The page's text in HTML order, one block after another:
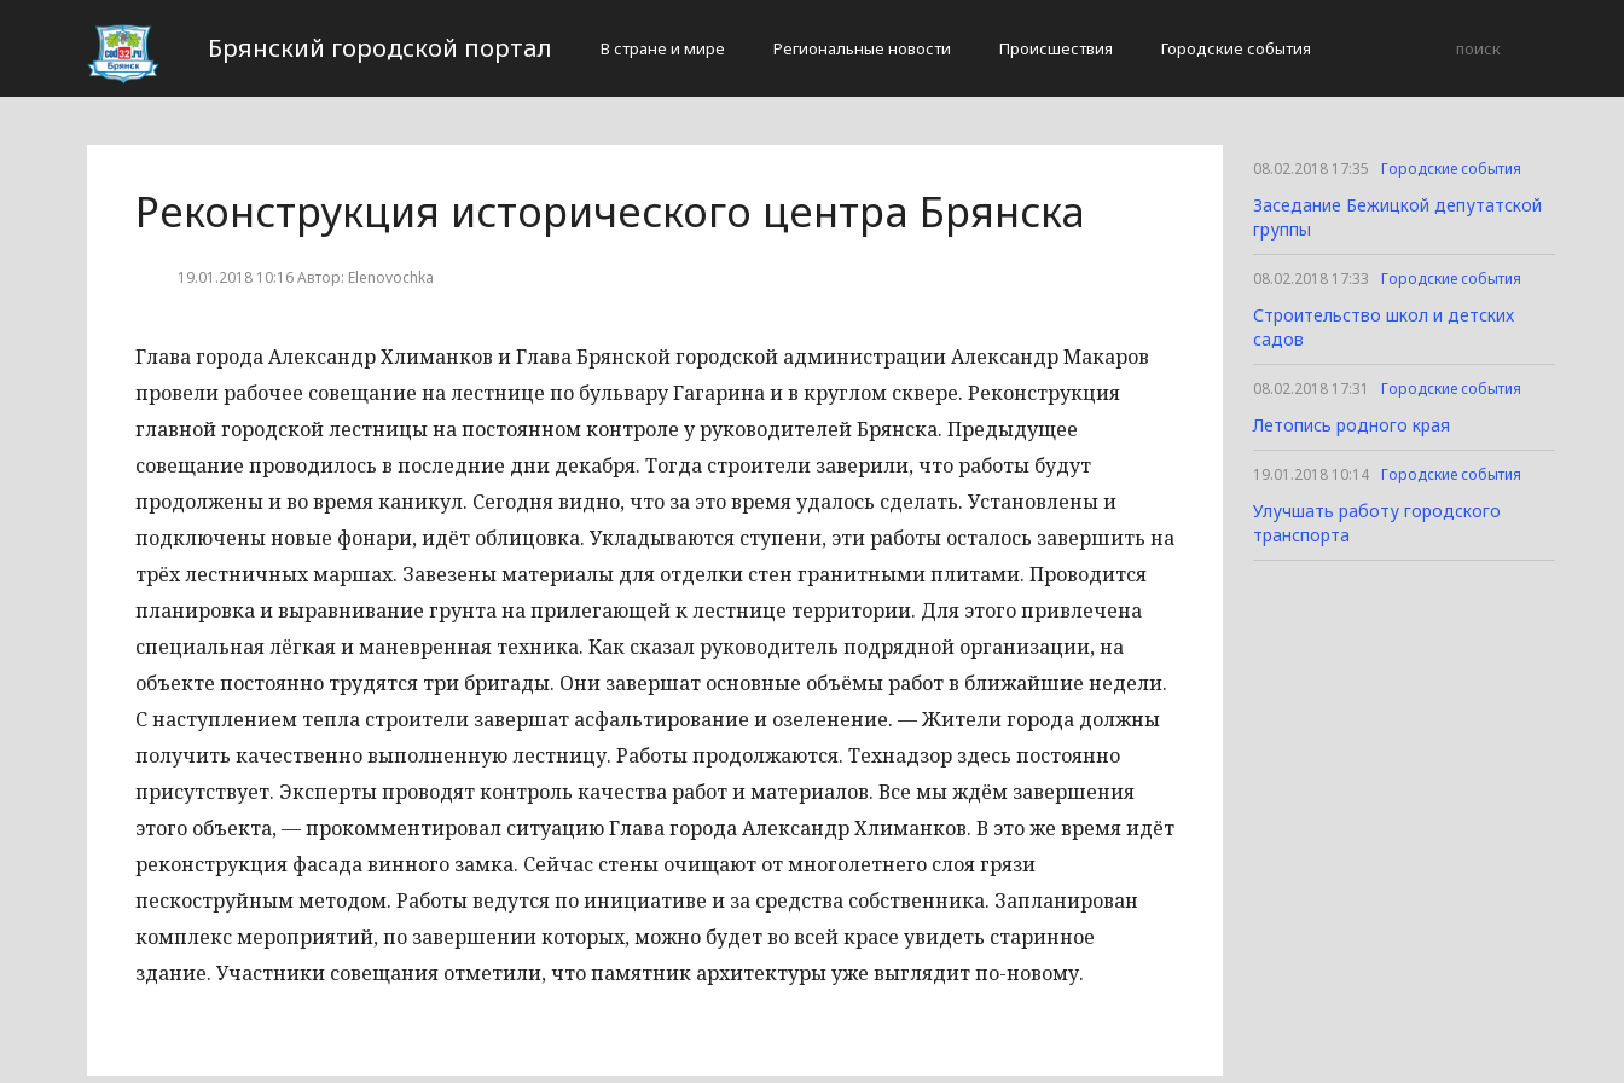
Брянский городской портал В стране и мире Региональные новости Происшествия Городские события
Реконструкция исторического центра Брянска
19.01.2018 10:16 Автор: Elenovochka
Глава города Александр Хлиманков и Глава Брянской городской администрации Александр Макаров
провели рабочее совещание на лестнице по бульвару Гагарина и в круглом сквере. Реконструкция
главной городской лестницы на постоянном контроле у руководителей Брянска. Предыдущее
совещание проводилось в последние дни декабря. Тогда строители заверили, что работы будут
продолжены и во время каникул. Сегодня видно, что за это время удалось сделать. Установлены и
подключены новые фонари, идёт облицовка. Укладываются ступени, эти работы осталось завершить на
трёх лестничных маршах. Завезены материалы для отделки стен гранитными плитами. Проводится
планировка и выравнивание грунта на прилегающей к лестнице территории. Для этого привлечена
специальная лёгкая и маневренная техника. Как сказал руководитель подрядной организации, на
объекте постоянно трудятся три бригады. Они завершат основные объёмы работ в ближайшие недели.
С наступлением тепла строители завершат асфальтирование и озеленение. — Жители города должны
получить качественно выполненную лестницу. Работы продолжаются. Технадзор здесь постоянно
присутствует. Эксперты проводят контроль качества работ и материалов. Все мы ждём завершения
этого объекта, — прокомментировал ситуацию Глава города Александр Хлиманков. В это же время идёт
реконструкция фасада винного замка. Сейчас стены очищают от многолетнего слоя грязи
пескоструйным методом. Работы ведутся по инициативе и за средства собственника. Запланирован
комплекс мероприятий, по завершении которых, можно будет во всей красе увидеть старинное
здание. Участники совещания отметили, что памятник архитектуры уже выглядит по-новому.
08.02.2018 17:35 Городские события
Заседание Бежицкой депутатской
группы
08.02.2018 17:33 Городские события
Строительство школ и детских
садов
08.02.2018 17:31 Городские события
Летопись родного края
19.01.2018 10:14 Городские события
Улучшать работу городского
транспорта